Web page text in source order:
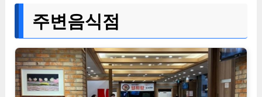
주변음식점